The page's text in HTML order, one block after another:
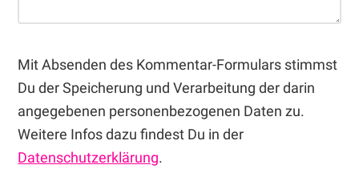
Mit Absenden des Kommentar-Formulars stimmst
Du der Speicherung und Verarbeitung der darin
angegebenen personenbezogenen Daten zu.
Weitere Infos dazu findest Du in der
Datenschutzerklärung.